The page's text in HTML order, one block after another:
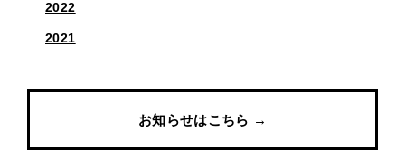
2022
2021
お知らせはこちら →